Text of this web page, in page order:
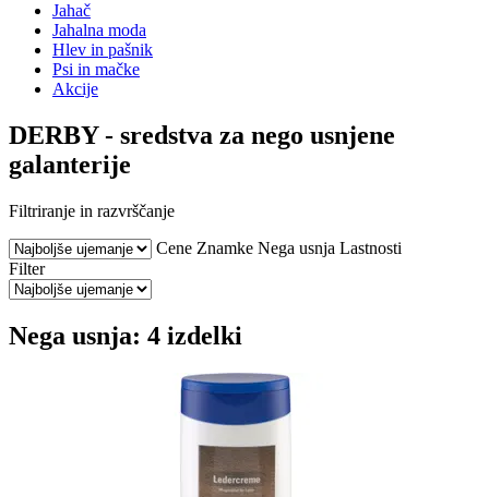
Jahač
Jahalna moda
Hlev in pašnik
Psi in mačke
Akcije
DERBY - sredstva za nego usnjene
galanterije
Filtriranje in razvrščanje
Cene Znamke Nega usnja Lastnosti
Filter
Nega usnja: 4 izdelki